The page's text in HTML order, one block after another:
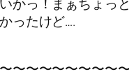
ったけど….
〜〜〜〜〜〜〜〜